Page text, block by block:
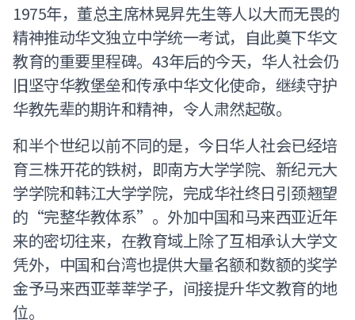
1975年，董总主席林晃昇先生等人以大而无畏的
精神推动华文独立中学统一考试，自此奠下华文
教育的重要里程碑。43年后的今天，华人社会仍
旧坚守华教堡垒和传承中华文化使命，继续守护
华教先辈的期许和精神，令人肃然起敬。
和半个世纪以前不同的是，今日华人社会已经培
育三株开花的铁树，即南方大学学院、新纪元大
学学院和韩江大学学院，完成华社终日引颈翘望
的“完整华教体系”。外加中国和马来西亚近年
来的密切往来，在教育域上除了互相承认大学文
凭外，中国和台湾也提供大量名额和数额的奖学
金予马来西亚莘莘学子，间接提升华文教育的地
位。